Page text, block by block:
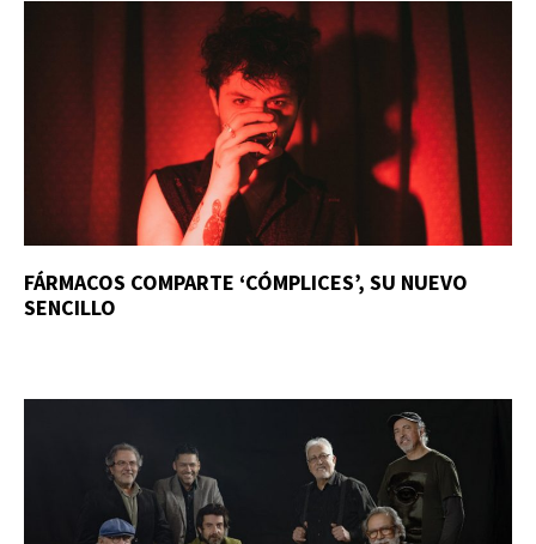
FÁRMACOS COMPARTE ‘CÓMPLICES’, SU NUEVO
SENCILLO